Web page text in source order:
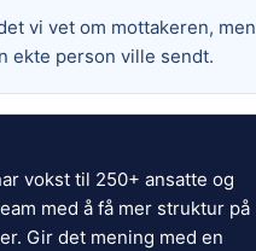
vi vet om mottakeren, men
ekte person ville sendt.
vokst til 250+ ansatte og
med å få mer struktur på
Gir det mening med en